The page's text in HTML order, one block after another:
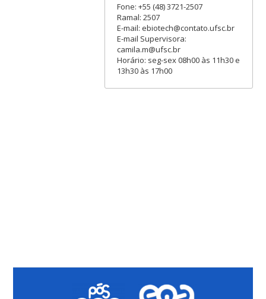
Fone: +55 (48) 3721-2507
Ramal: 2507
E-mail: ebiotech@contato.ufsc.br
E-mail Supervisora:
camila.m@ufsc.br
Horário: seg-sex 08h00 às 11h30 e
13h30 às 17h00